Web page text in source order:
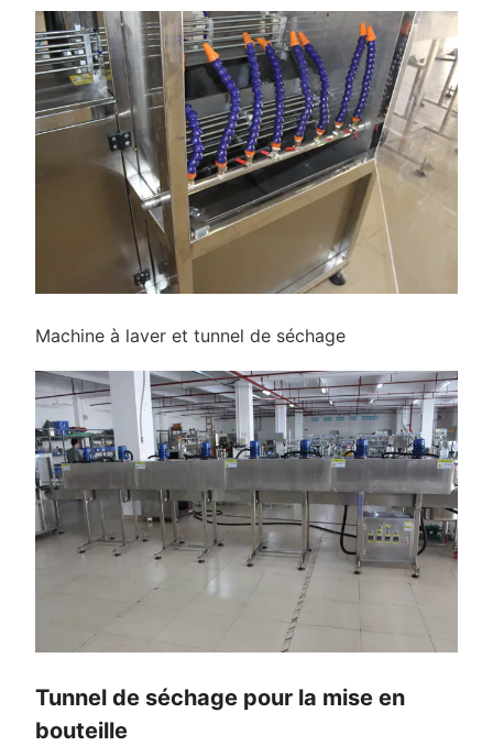
Machine à laver et tunnel de séchage
Tunnel de séchage pour la mise en
bouteille